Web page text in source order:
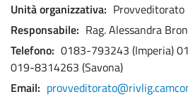
Unità organizzativa Provveditorato
Responsabile Rag. Alessandra
Telefono 0183-793243 (Imperia)
019-8314263 (Savona)
Email